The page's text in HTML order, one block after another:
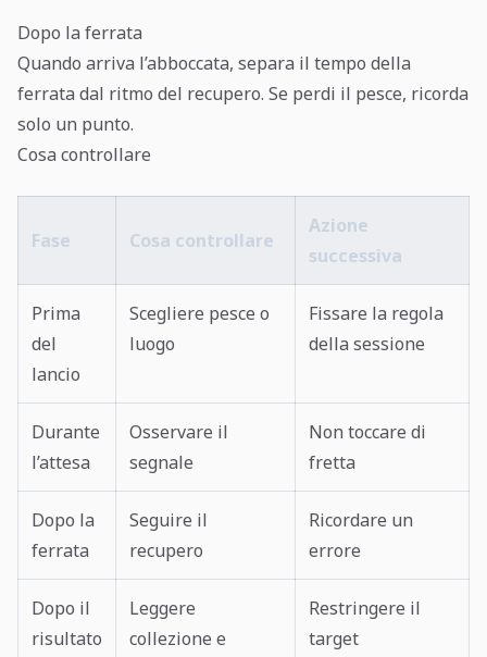
Dopo la ferrata
Quando arriva l’abboccata, separa il tempo della
ferrata dal ritmo del recupero. Se perdi il pesce, ricorda
solo un punto.
Cosa controllare
Fase Cosa controllare
Azione
successiva
Prima
del
lancio
Scegliere pesce o
luogo
Fissare la regola
della sessione
Durante
l’attesa
Osservare il
segnale
Non toccare di
fretta
Dopo la
ferrata
Seguire il
recupero
Ricordare un
errore
Dopo il
risultato
Leggere
collezione e
Restringere il
target